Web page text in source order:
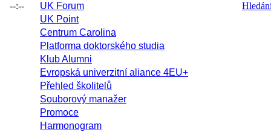
--:--
UK Forum
UK Point
Centrum Carolina
Platforma doktorského studia
Klub Alumni
Evropská univerzitní aliance 4EU+
Přehled školitelů
Souborový manažer
Promoce
Harmonogram